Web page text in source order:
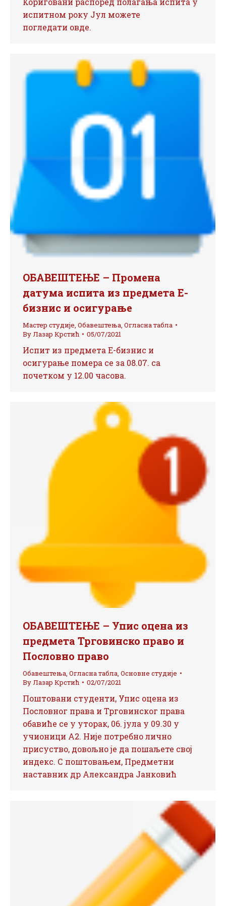
испитном року Јул можете
погледати овде.
ОБАВЕШТЕЊЕ – Промена
датума испита из предмета Е-
бизнис и осигурање
Мастер студије, Обавештења, Огласна табла
ByЛазар Крстић 05/07/2021
Испит из предмета Е-бизнис и
осигурање помера се за 08.07. са
почетком у 12.00 часова.
ОБАВЕШТЕЊЕ – Упис оцена из
предмета Трговинско право и
Пословно право
Обавештења, Огласна табла, Основне студије
ByЛазар Крстић 02/07/2021
Поштовани студенти, Упис оцена из
Пословног права и Трговинског права
обавиће се у уторак, 06. јула у 09.30 у
учионици А2. Није потребно лично
присуство, довољно је да пошаљете свој
индекс. С поштовањем, Предметни
наставник др Александра Јанковић